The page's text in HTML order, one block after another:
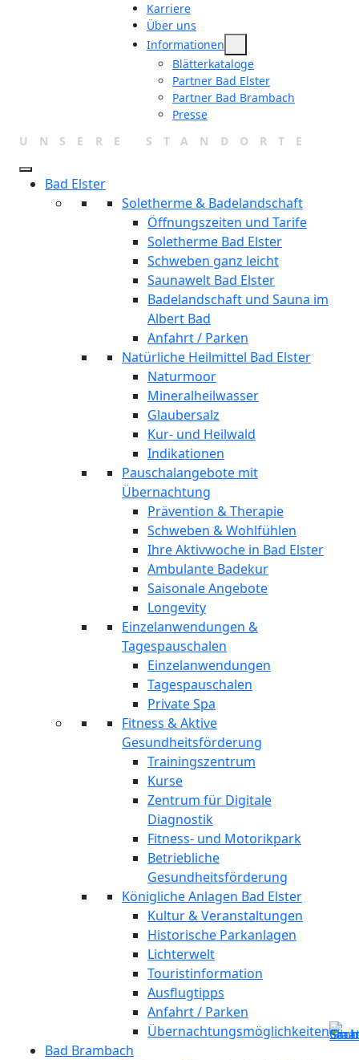
Karriere
Über uns
Informationen
Blätterkataloge
Partner Bad Elster
Partner Bad Brambach
Presse
UNSERE STANDORTE
Bad Elster
Soletherme & Badelandschaft
Öffnungszeiten und Tarife
Soletherme Bad Elster
Schweben ganz leicht
Saunawelt Bad Elster
Badelandschaft und Sauna im
Albert Bad
Anfahrt / Parken
Natürliche Heilmittel Bad Elster
Naturmoor
Mineralheilwasser
Glaubersalz
Kur- und Heilwald
Indikationen
Pauschalangebote mit
Übernachtung
Prävention & Therapie
Schweben & Wohlfühlen
Ihre Aktivwoche in Bad Elster
Ambulante Badekur
Saisonale Angebote
Longevity
Einzelanwendungen &
Tagespauschalen
Einzelanwendungen
Tagespauschalen
Private Spa
Fitness & Aktive
Gesundheitsförderung
Trainingszentrum
Kurse
Zentrum für Digitale
Diagnostik
Fitness- und Motorikpark
Betriebliche
Gesundheitsförderung
Königliche Anlagen Bad Elster
Kultur & Veranstaltungen
Historische Parkanlagen
Lichterwelt
Touristinformation
Ausflugtipps
Anfahrt / Parken
Übernachtungsmöglichkeiten
Bad Brambach